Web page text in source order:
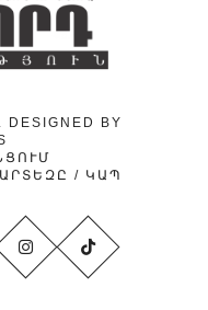
խաղաղությունը»
DESIGNED BY
/ ԿԱՊ